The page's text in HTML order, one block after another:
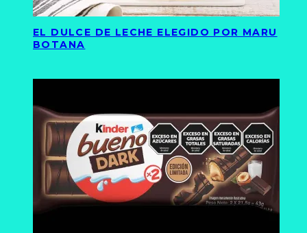
EL DULCE DE LECHE ELEGIDO POR MARU
BOTANA